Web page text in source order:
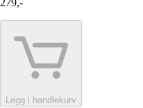
279,-
Legg i handlekurv